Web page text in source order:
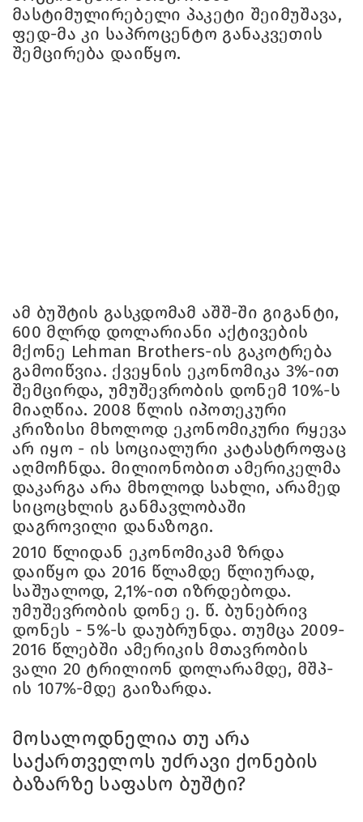
მასტიმულირებელი პაკეტი შეიმუშავა,
ფედ-მა კი საპროცენტო განაკვეთის
შემცირება დაიწყო.
ამ ბუშტის გასკდომამ აშშ-ში გიგანტი,
600 მლრდ დოლარიანი აქტივების
მქონე Lehman Brothers-ის გაკოტრება
გამოიწვია. ქვეყნის ეკონომიკა 3%-ით
შემცირდა, უმუშევრობის დონემ 10%-ს
მიაღწია. 2008 წლის იპოთეკური
კრიზისი მხოლოდ ეკონომიკური რყევა
არ იყო - ის სოციალური კატასტროფაც
აღმოჩნდა. მილიონობით ამერიკელმა
დაკარგა არა მხოლოდ სახლი, არამედ
სიცოცხლის განმავლობაში
დაგროვილი დანაზოგი.
2010 წლიდან ეკონომიკამ ზრდა
დაიწყო და 2016 წლამდე წლიურად,
საშუალოდ, 2,1%-ით იზრდებოდა.
უმუშევრობის დონე ე. წ. ბუნებრივ
დონეს - 5%-ს დაუბრუნდა. თუმცა 2009-
2016 წლებში ამერიკის მთავრობის
ვალი 20 ტრილიონ დოლარამდე, მშპ-
ის 107%-მდე გაიზარდა.
მოსალოდნელია თუ არა
საქართველოს უძრავი ქონების
ბაზარზე საფასო ბუშტი?